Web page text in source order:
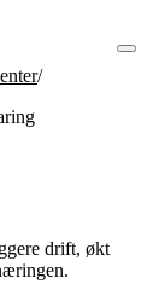
/
drift, økt